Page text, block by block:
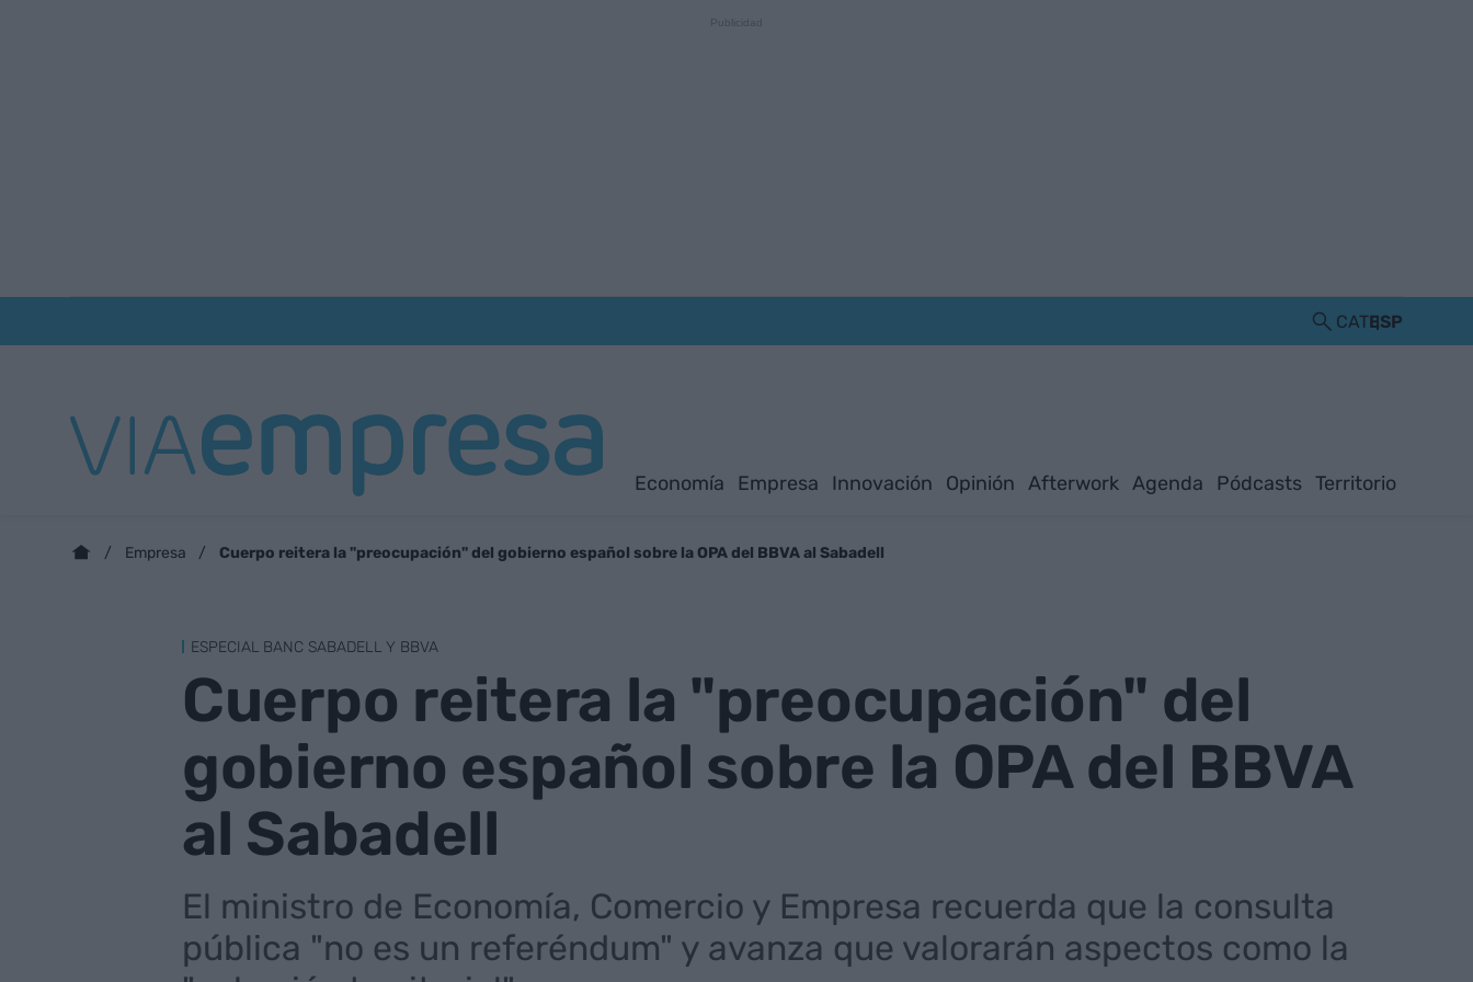
CATESP
Economía Empresa Innovación Opinión Afterwork Agenda Pódcasts Territorio
Empresa Cuerpo reitera la "preocupación" del gobierno español sobre la OPA del BBVA al Sabadell
ESPECIAL BANC SABADELL Y BBVA
Cuerpo reitera la "preocupación" del
gobierno español sobre la OPA del BBVA
al Sabadell
El ministro de Economía, Comercio y Empresa recuerda que la consulta
pública "no es un referéndum" y avanza que valorarán aspectos como la